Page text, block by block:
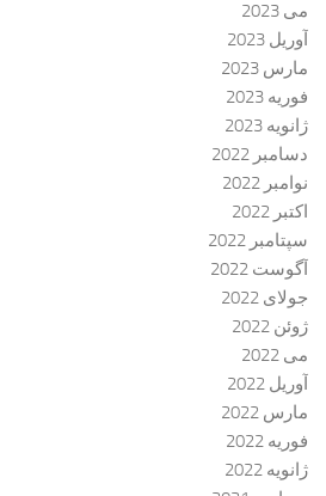
می 2023
آوریل 2023
مارس 2023
فوریه 2023
ژانویه 2023
دسامبر 2022
نوامبر 2022
اکتبر 2022
سپتامبر 2022
آگوست 2022
جولای 2022
ژوئن 2022
می 2022
آوریل 2022
مارس 2022
فوریه 2022
ژانویه 2022